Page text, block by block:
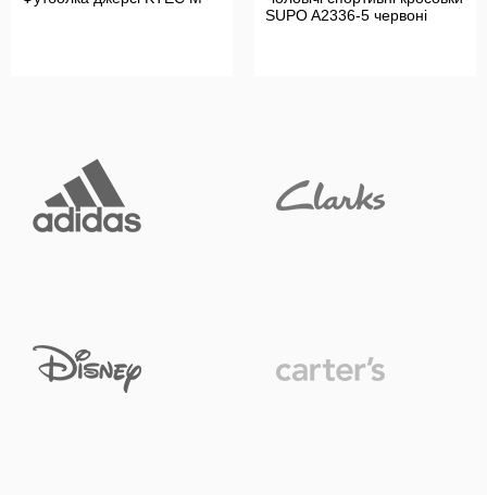
SUPO A2336-5 червоні